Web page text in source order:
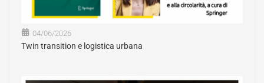
04/06/2026
Twin transition e logistica urbana